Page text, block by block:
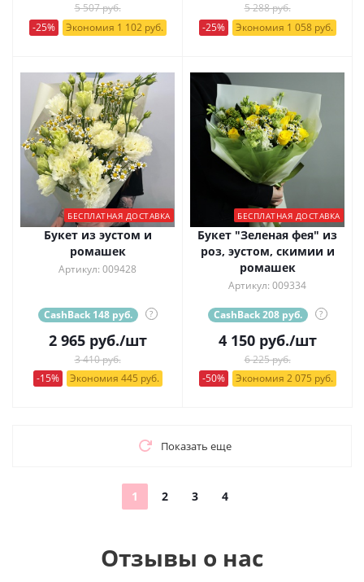
5 507 руб.
-25%
Экономия 1 102 руб.
5 288 руб.
-25%
Экономия 1 058 руб.
БЕСПЛАТНАЯ ДОСТАВКА
Букет из эустом и
ромашек
Артикул: 009428
CashBack 148 руб. ?
2 965руб./шт
3 410 руб.
-15%
Экономия 445 руб.
БЕСПЛАТНАЯ ДОСТАВКА
Букет "Зеленая фея" из
роз, эустом, скимии и
ромашек
Артикул: 009334
CashBack 208 руб. ?
4 150руб./шт
6 225 руб.
-50%
Экономия 2 075 руб.
Показать еще
1 2 3 4
Отзывы о нас